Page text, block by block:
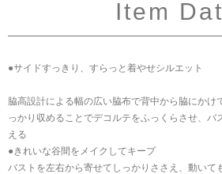
Item
●サイドすっきり、すらっと着やせシルエット
脇高設計による幅の広い脇布で背中から脇にかけ
っかり収めることでデコルテをふっくらさせ、バ
える
●きれいな谷間をメイクしてキープ
バストを左右から寄せてしっかりささえ、動いて